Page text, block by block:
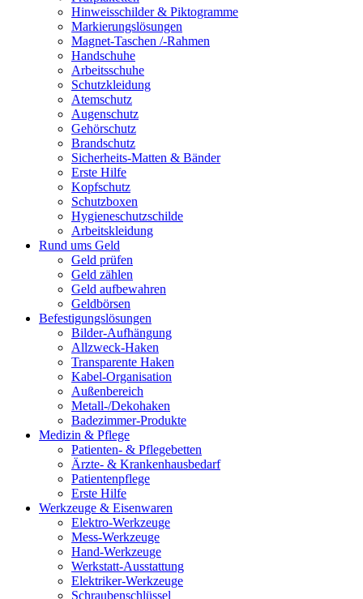
Hinweisschilder & Piktogramme
Markierungslösungen
Magnet-Taschen /-Rahmen
Handschuhe
Arbeitsschuhe
Schutzkleidung
Atemschutz
Augenschutz
Gehörschutz
Brandschutz
Sicherheits-Matten & Bänder
Erste Hilfe
Kopfschutz
Schutzboxen
Hygieneschutzschilde
Arbeitskleidung
Rund ums Geld
Geld prüfen
Geld zählen
Geld aufbewahren
Geldbörsen
Befestigungslösungen
Bilder-Aufhängung
Allzweck-Haken
Transparente Haken
Kabel-Organisation
Außenbereich
Metall-/Dekohaken
Badezimmer-Produkte
Medizin & Pflege
Patienten- & Pflegebetten
Ärzte- & Krankenhausbedarf
Patientenpflege
Erste Hilfe
Werkzeuge & Eisenwaren
Elektro-Werkzeuge
Mess-Werkzeuge
Hand-Werkzeuge
Werkstatt-Ausstattung
Elektriker-Werkzeuge
Schraubenschlüssel